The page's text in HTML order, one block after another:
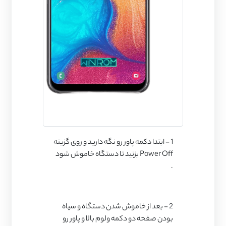
1 - ابتدا دکمه پاور رو نگه دارید و روی گزینه
Power Off بزنید تا دستگاه خاموش شود
.
2 - بعد از خاموش شدن دستگاه و سیاه
بودن صفحه دو دکمه ولوم بالا و پاور رو